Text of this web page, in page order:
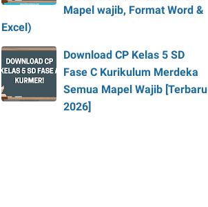
Mapel wajib, Format Word &
Excel)
Download CP Kelas 5 SD
Fase C Kurikulum Merdeka
Semua Mapel Wajib [Terbaru
2026]